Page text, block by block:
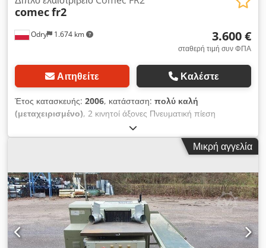
Odry 1.674 km
comecfr2
3.600 €
σταθερή τιμή συν ΦΠΑ
Αιτηθείτε Καλέστε
Έτος κατασκευής: 2006, κατάσταση: πολύ καλή
(μεταχειρισμένο), 2 κινητοί άξονες Πνευματική πίεση
Dkodpfxohh S Dxj Amrjr Κινητήρες σε μετατροπέα
Μικρή αγγελία